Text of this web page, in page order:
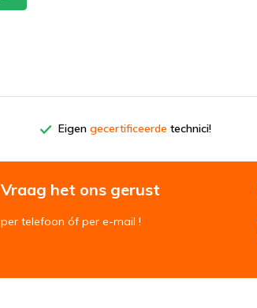
Eigen gecertificeerde technici!
Vraag het ons gerust
per telefoon óf per e-mail !